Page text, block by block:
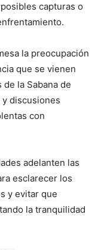
capturas o
la preocupación
que se vienen
la Sabana de
discusiones
con
adelanten las
esclarecer los
y evitar que
la tranquilidad